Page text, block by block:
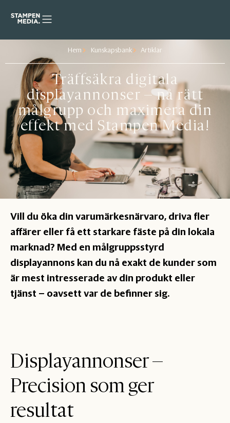
Hem Kunskapsbank Artiklar
Träffsäkra digitala
displayannonser – nå rätt
målgrupp och maximera din
effekt med Stampen Media!
Vill du öka din varumärkesnärvaro, driva fler
affärer eller få ett starkare fäste på din lokala
marknad? Med en målgruppsstyrd
displayannons kan du nå exakt de kunder som
är mest intresserade av din produkt eller
tjänst – oavsett var de befinner sig.
Displayannonser –
Precision som ger
resultat